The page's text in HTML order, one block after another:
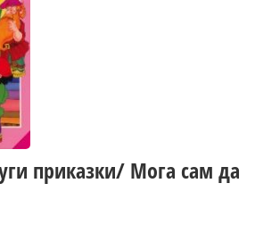
приказки/ Мога сам да